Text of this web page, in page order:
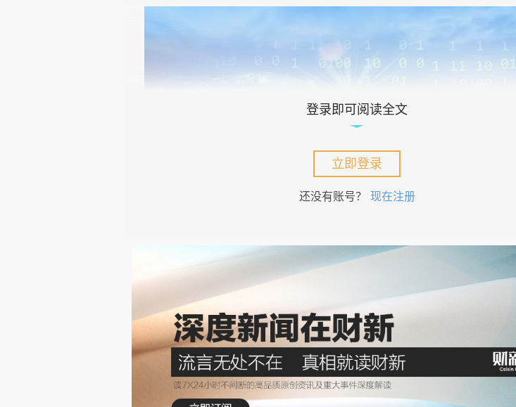
盘和林 数字、数据受到关注有如下原因：
其一、数字经济占我国宏观经济的比重不断提升。数字经济产值占
经达到4成，2020年数字经济核心产业占GDP的比重已经达到7.8%
五”数字经济发展规划》，2025年数字经济核心产业占GDP的比重将
种经济数据指标、各类经济规划的目标都强调了数字经济在中国经济
登录即可阅读全文
立即登录
还没有账号？ 现在注册